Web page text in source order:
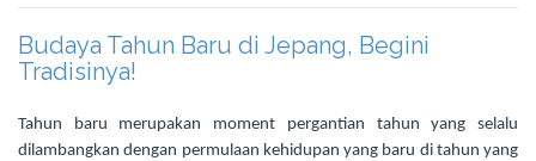
Budaya Tahun Baru di Jepang, Begini
Tradisinya!
Tahun baru merupakan moment pergantian tahun yang selalu
dilambangkan dengan permulaan kehidupan yang baru di tahun yang